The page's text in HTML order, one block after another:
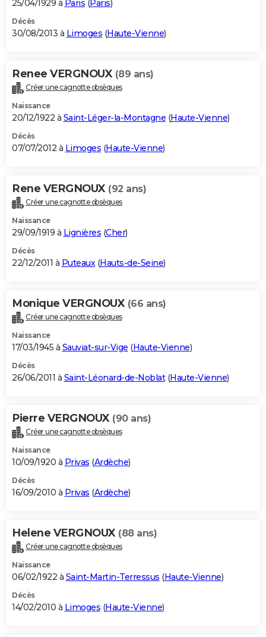
25/04/1929 à Paris (Paris)
Décès
30/08/2013 à Limoges (Haute-Vienne)
Renee VERGNOUX (89 ans)
Créer une cagnotte obsèques
Naissance
20/12/1922 à Saint-Léger-la-Montagne (Haute-Vienne)
Décès
07/07/2012 à Limoges (Haute-Vienne)
Rene VERGNOUX (92 ans)
Créer une cagnotte obsèques
Naissance
29/09/1919 à Lignières (Cher)
Décès
22/12/2011 à Puteaux(Hauts-de-Seine)
Monique VERGNOUX (66 ans)
Créer une cagnotte obsèques
Naissance
17/03/1945 à Sauviat-sur-Vige (Haute-Vienne)
Décès
26/06/2011 à Saint-Léonard-de-Noblat(Haute-Vienne)
Pierre VERGNOUX (90 ans)
Créer une cagnotte obsèques
Naissance
10/09/1920 à Privas (Ardèche)
Décès
16/09/2010 à Privas (Ardèche)
Helene VERGNOUX (88 ans)
Créer une cagnotte obsèques
Naissance
06/02/1922 à Saint-Martin-Terressus (Haute-Vienne)
Décès
14/02/2010 à Limoges (Haute-Vienne)